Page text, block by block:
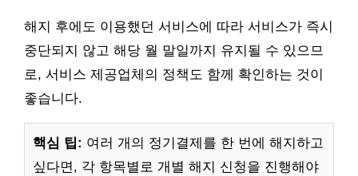
해지 후에도 이용했던 서비스에 따라 서비스가 즉시
중단되지 않고 해당 월 말일까지 유지될 수 있으므
로, 서비스 제공업체의 정책도 함께 확인하는 것이
좋습니다.
핵심 팁: 여러 개의 정기결제를 한 번에 해지하고
싶다면, 각 항목별로 개별 해지 신청을 진행해야